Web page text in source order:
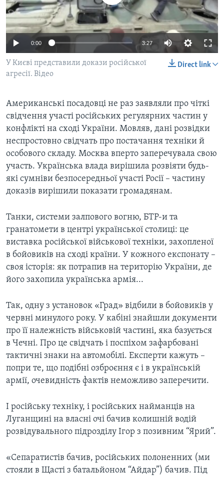
СУСПІЛЬСТВО
ЕКОНОМІКА
ІСТОРІЇ УСПІХУ УКРАЇНЦІВ
ТЕЛЕПРОГРАМИ
ЧАС-TIME
БРИФІНГ ГОЛОСУ АМЕРИКИ
СТУДІЯ ВАШИНГТОН
ПРАЙМ-ТАЙМ
ПОГЛЯД З ВАШИНГТОНА
ENGLISH
Learning English
Мови
0:00 3:27
Direct link
У Києві представили докази російської
агресії. Відео
Американські посадовці не раз заявляли про чіткі
свідчення участі російських регулярних частин у
конфлікті на сході України. Мовляв, дані розвідки
неспростовно свідчать про постачання техніки й
особового складу. Москва вперто заперечувала свою
участь. Українська влада вирішила розвіяти будь-
які сумніви безпосередньої участі Росії – частину
доказів вирішили показати громадянам.
Танки, системи залпового вогню, БТР-и та
гранатомети в центрі української столиці: це
виставка російської військової техніки, захопленої
в бойовиків на сході країни. У кожного експонату –
своя історія: як потрапив на територію України, де
його захопила українська армія...
Так, одну з установок «Град» відбили в бойовиків у
червні минулого року. У кабіні знайшли документи
про її належність військовій частині, яка базується
в Чечні. Про це свідчать і поспіхом зафарбовані
тактичні знаки на автомобілі. Експерти кажуть –
попри те, що подібні озброєння є і в українській
армії, очевидність фактів неможливо заперечити.
І російську техніку, і російських найманців на
Луганщині на власні очі бачив колишній водій
розвідувального підрозділу Ігор з позивним “Ярий”.
«Сепаратистів бачив, російських полоненних (ми
стояли в Щасті з батальйоном “Айдар”) бачив. Під